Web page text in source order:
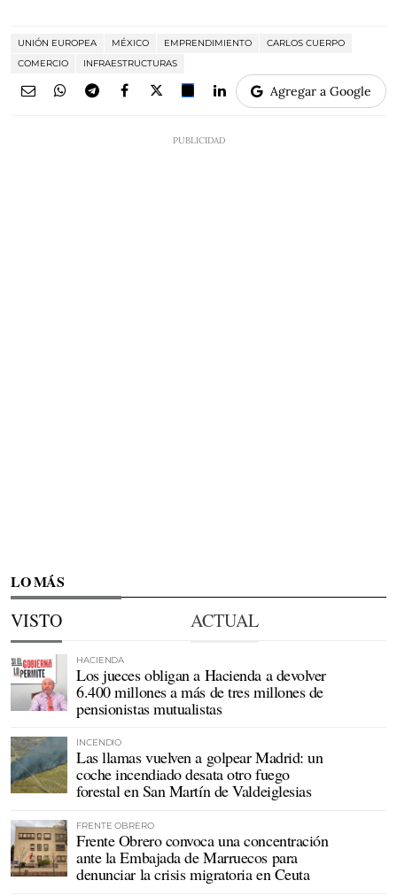
UNIÓN EUROPEA MÉXICO EMPRENDIMIENTO
CARLOS CUERPO
COMERCIO
INFRAESTRUCTURAS
Agregar a Google
LO MÁS
VISTO ACTUAL
HACIENDA
Los jueces obligan a Hacienda a devolver
6.400 millones a más de tres millones de
pensionistas mutualistas
INCENDIO
Las llamas vuelven a golpear Madrid: un
coche incendiado desata otro fuego
forestal en San Martín de Valdeiglesias
FRENTE OBRERO
Frente Obrero convoca una concentración
ante la Embajada de Marruecos para
denunciar la crisis migratoria en Ceuta